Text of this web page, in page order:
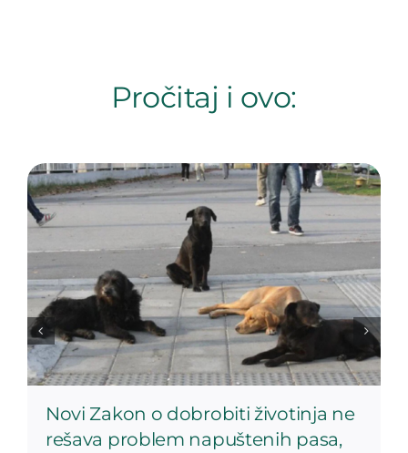
Pročitaj i ovo:
Novi Zakon o dobrobiti životinja ne
rešava problem napuštenih pasa,